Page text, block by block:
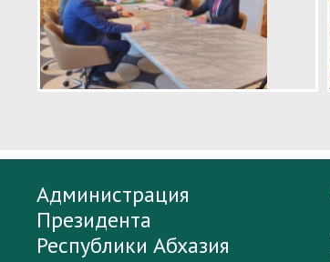
Администрация
Президента
Республики Абхазия